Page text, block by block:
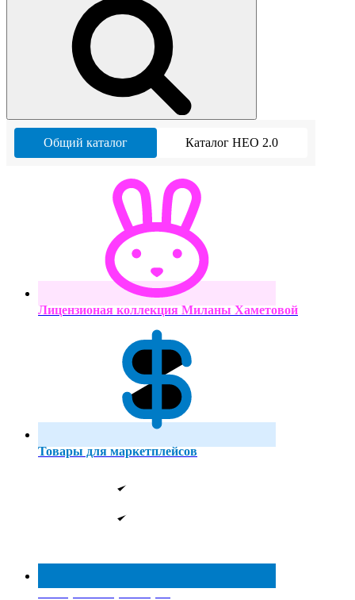
Общий каталог Каталог НЕО 2.0
Лицензионая коллекция Миланы Хаметовой
Товары для маркетплейсов
Реестр МинПромТорга